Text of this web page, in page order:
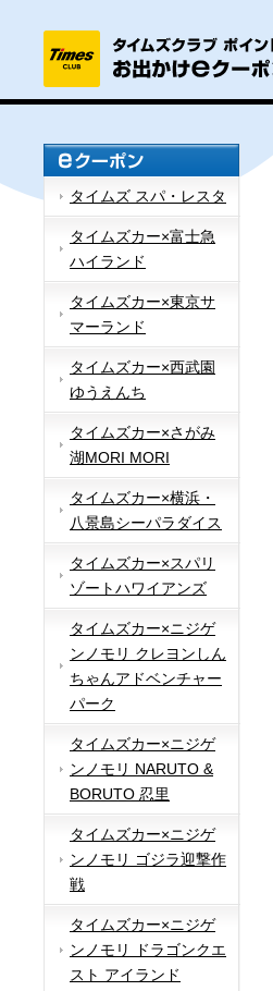
タイムズ スパ・レスタ
タイムズカー×富士急
ハイランド
タイムズカー×東京サ
マーランド
タイムズカー×西武園
ゆうえんち
タイムズカー×さがみ
湖MORI MORI
タイムズカー×横浜・
八景島シーパラダイス
タイムズカー×スパリ
ゾートハワイアンズ
タイムズカー×ニジゲ
ンノモリ クレヨンしん
ちゃんアドベンチャー
パーク
タイムズカー×ニジゲ
ンノモリ NARUTO &
BORUTO 忍里
タイムズカー×ニジゲ
ンノモリ ゴジラ迎撃作
戦
タイムズカー×ニジゲ
ンノモリ ドラゴンクエ
スト アイランド